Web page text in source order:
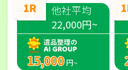
1R
他社平均
22,000円~
15,000 円~